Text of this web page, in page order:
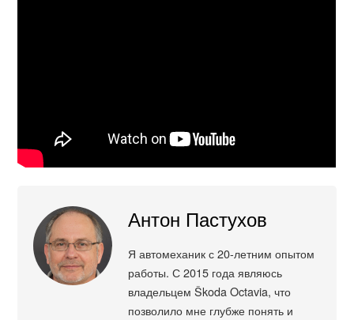
Антон Пастухов
Я автомеханик с 20-летним опытом
работы. С 2015 года являюсь
владельцем Škoda Octavia, что
позволило мне глубже понять и